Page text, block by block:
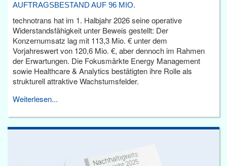
AUFTRAGSBESTAND AUF 96 MIO.
technotrans hat im 1. Halbjahr 2026 seine operative
Widerstandsfähigkeit unter Beweis gestellt: Der
Konzernumsatz lag mit 113,3 Mio. € unter dem
Vorjahreswert von 120,6 Mio. €, aber dennoch im Rahmen
der Erwartungen. Die Fokusmärkte Energy Management
sowie Healthcare & Analytics bestätigten ihre Rolle als
strukturell attraktive Wachstumsfelder.
Weiterlesen...